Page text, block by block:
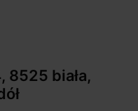
8525 biała,